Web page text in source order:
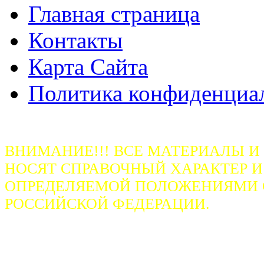
Главная страница
Контакты
Карта Сайта
Политика
ВНИМАНИЕ!!! ВСЕ МАТЕРИАЛЫ
НОСЯТ СПРАВОЧНЫЙ ХАРАКТЕР
ОПРЕДЕЛЯЕМОЙ ПОЛОЖЕНИЯМИ
РОССИЙСКОЙ ФЕДЕРАЦИИ.